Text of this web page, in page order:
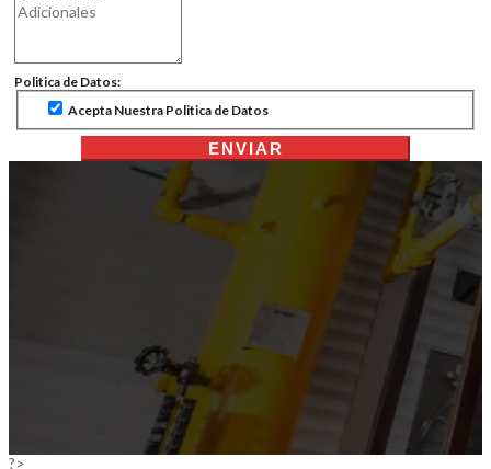
Politica de Datos:
Acepta Nuestra Politica de Datos
ENVIAR
?>